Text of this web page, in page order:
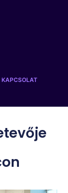
KAPCSOLAT